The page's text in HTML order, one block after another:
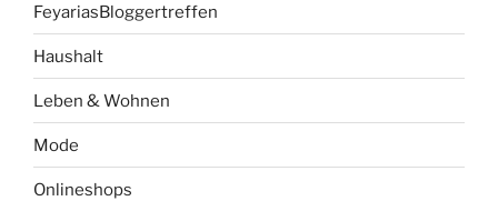
FeyariasBloggertreffen
Haushalt
Leben & Wohnen
Mode
Onlineshops